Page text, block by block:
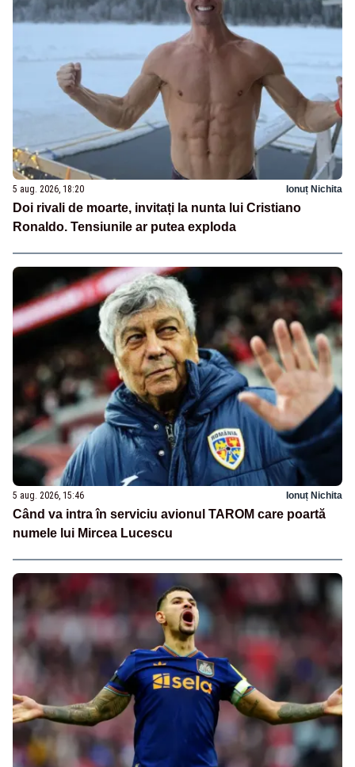
5 aug. 2026, 18:20 Ionuț Nichita
Doi rivali de moarte, invitați la nunta lui Cristiano
Ronaldo. Tensiunile ar putea exploda
5 aug. 2026, 15:46 Ionuț Nichita
Când va intra în serviciu avionul TAROM care poartă
numele lui Mircea Lucescu